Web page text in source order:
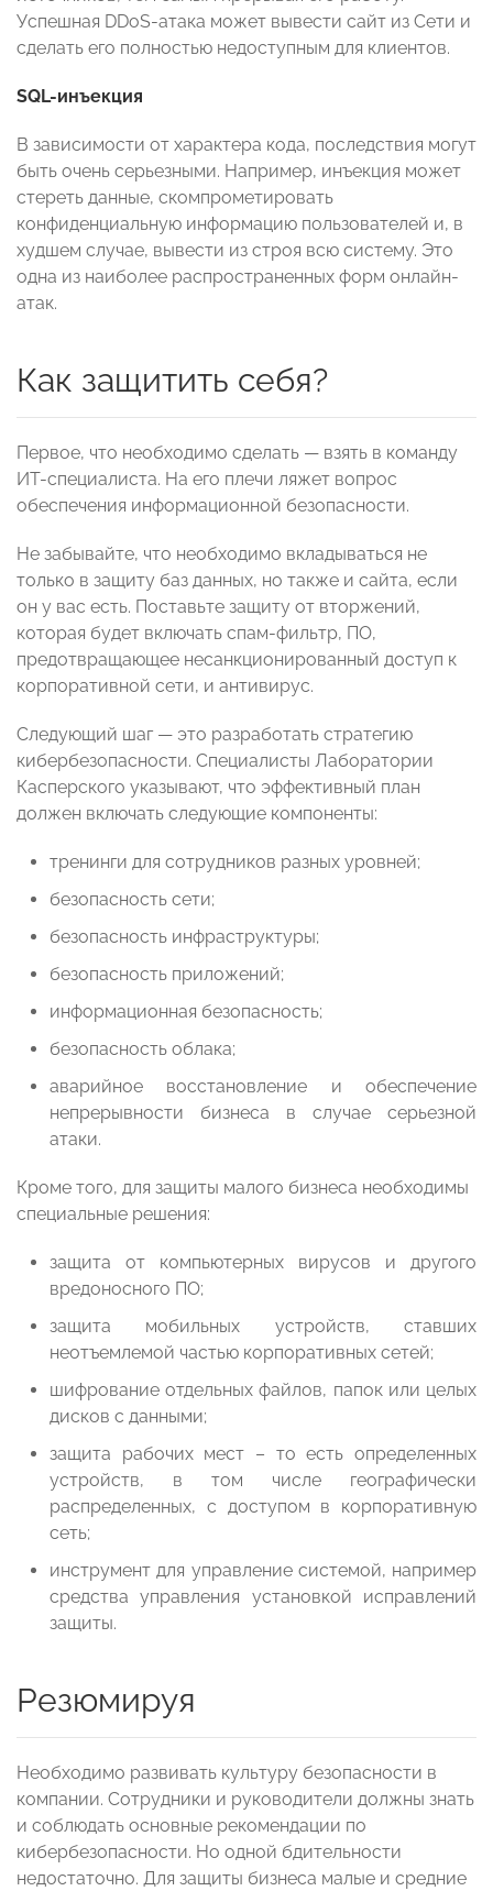
Успешная DDoS-атака может вывести сайт из Сети и
сделать его полностью недоступным для клиентов.
SQL-инъекция
В зависимости от характера кода, последствия могут
быть очень серьезными. Например, инъекция может
стереть данные, скомпрометировать
конфиденциальную информацию пользователей и, в
худшем случае, вывести из строя всю систему. Это
одна из наиболее распространенных форм онлайн-
атак.
Как защитить себя?
Первое, что необходимо сделать — взять в команду
ИТ-специалиста. На его плечи ляжет вопрос
обеспечения информационной безопасности.
Не забывайте, что необходимо вкладываться не
только в защиту баз данных, но также и сайта, если
он у вас есть. Поставьте защиту от вторжений,
которая будет включать спам-фильтр, ПО,
предотвращающее несанкционированный доступ к
корпоративной сети, и антивирус.
Следующий шаг — это разработать стратегию
кибербезопасности. Специалисты Лаборатории
Касперского указывают, что эффективный план
должен включать следующие компоненты:
тренинги для сотрудников разных уровней;
безопасность сети;
безопасность инфраструктуры;
безопасность приложений;
информационная безопасность;
безопасность облака;
аварийное восстановление и обеспечение
непрерывности бизнеса в случае серьезной
атаки.
Кроме того, для защиты малого бизнеса необходимы
специальные решения:
защита от компьютерных вирусов и другого
вредоносного ПО;
защита мобильных устройств, ставших
неотъемлемой частью корпоративных сетей;
шифрование отдельных файлов, папок или целых
дисков с данными;
защита рабочих мест – то есть определенных
устройств, в том числе географически
распределенных, с доступом в корпоративную
сеть;
инструмент для управление системой, например
средства управления установкой исправлений
защиты.
Резюмируя
Необходимо развивать культуру безопасности в
компании. Сотрудники и руководители должны знать
и соблюдать основные рекомендации по
кибербезопасности. Но одной бдительности
недостаточно. Для защиты бизнеса малые и средние